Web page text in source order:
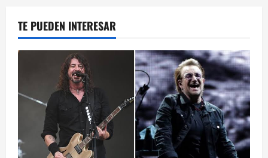
TE PUEDEN INTERESAR